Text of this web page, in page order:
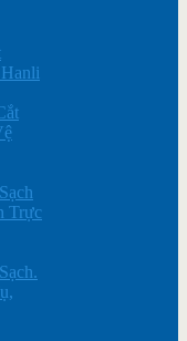
Trực